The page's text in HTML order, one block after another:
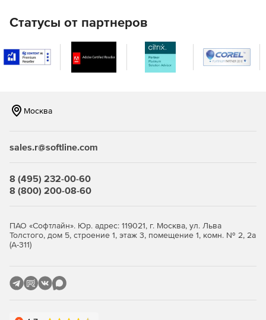
Статусы от партнеров
Москва
sales.r@softline.com
8 (495) 232-00-60
8 (800) 200-08-60
ПАО «Софтлайн». Юр. адрес: 119021, г. Москва, ул. Льва
Толстого, дом 5, строение 1, этаж 3, помещение 1, комн. № 2, 2а
(А-311)